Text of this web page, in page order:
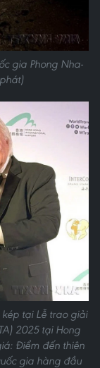
gia Phong Nha-
tại Lễ trao giải
2025 tại Hong
Điểm đến thiên
gia hàng đầu